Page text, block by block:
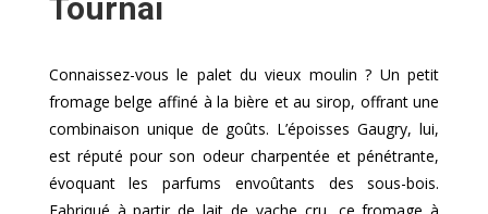
Tournai
Connaissez-vous le palet du vieux moulin ? Un petit
fromage belge affiné à la bière et au sirop, offrant une
combinaison unique de goûts. L’époisses Gaugry, lui,
est réputé pour son odeur charpentée et pénétrante,
évoquant les parfums envoûtants des sous-bois.